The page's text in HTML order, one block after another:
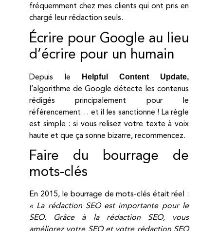
fréquemment chez mes clients qui ont pris en
chargé leur rédaction seuls.
Écrire pour Google au lieu
d’écrire pour un humain
Depuis le Helpful Content Update,
l’algorithme de Google détecte les contenus
rédigés principalement pour le
référencement… et il les sanctionne ! La règle
est simple : si vous relisez votre texte à voix
haute et que ça sonne bizarre, recommencez.
Faire du bourrage de
mots-clés
En 2015, le bourrage de mots-clés était réel :
« La rédaction SEO est importante pour le
SEO. Grâce à la rédaction SEO, vous